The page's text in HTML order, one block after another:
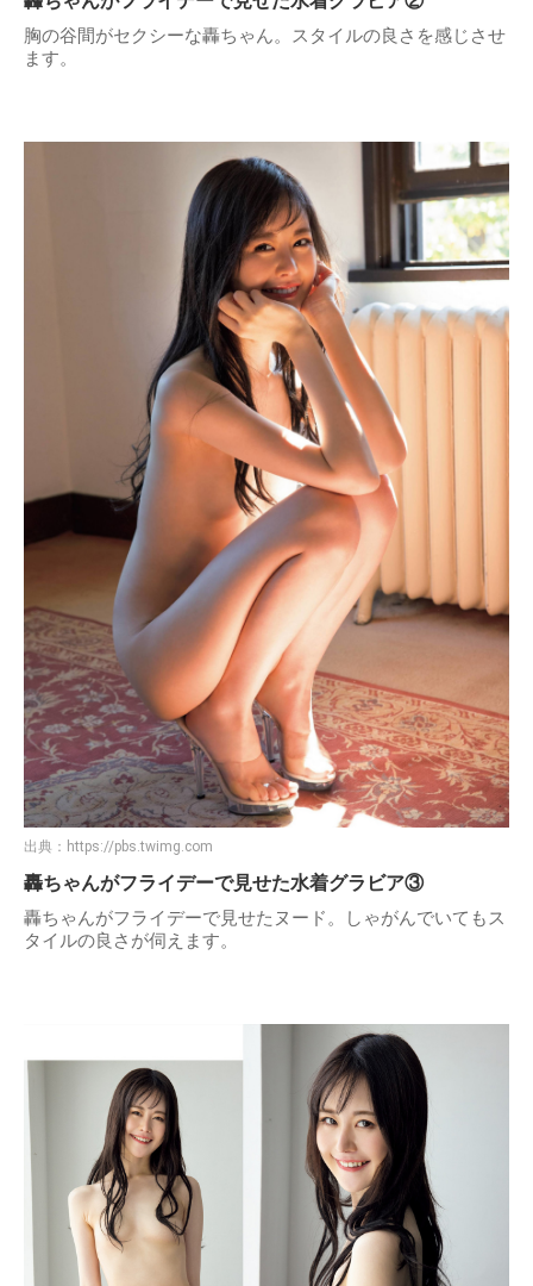
胸の谷間がセクシーな轟ちゃん。スタイルの良さを感じさせ
ます。
出典： https://pbs.twimg.com
轟ちゃんがフライデーで見せた水着グラビア③
轟ちゃんがフライデーで見せたヌード。しゃがんでいてもス
タイルの良さが伺えます。